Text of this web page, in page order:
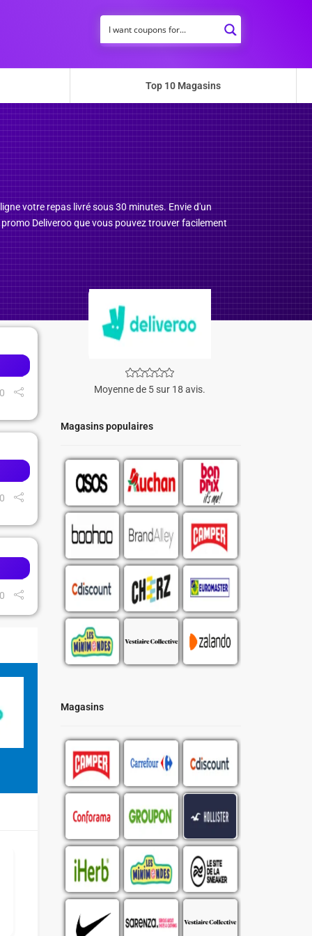
Top 10 Magasins
votre repas livré sous 30 minutes. Envie d'un
Deliveroo que vous pouvez trouver facilement
Moyenne de 5 sur 18 avis.
Magasins populaires
Magasins